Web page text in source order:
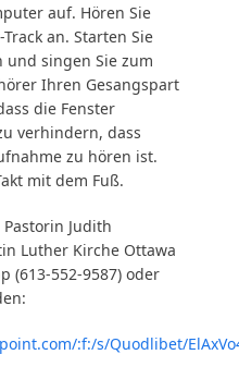
auf. Hören Sie
an. Starten Sie
singen Sie zum
Ihren Gesangspart
die Fenster
verhindern, dass
zu hören ist.
mit dem Fuß.
Judith
Luther Kirche Ottawa
(613-552-9587) oder
:f:/s/Quodlibet/